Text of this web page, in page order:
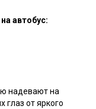
автобус:
надевают на
глаз от яркого